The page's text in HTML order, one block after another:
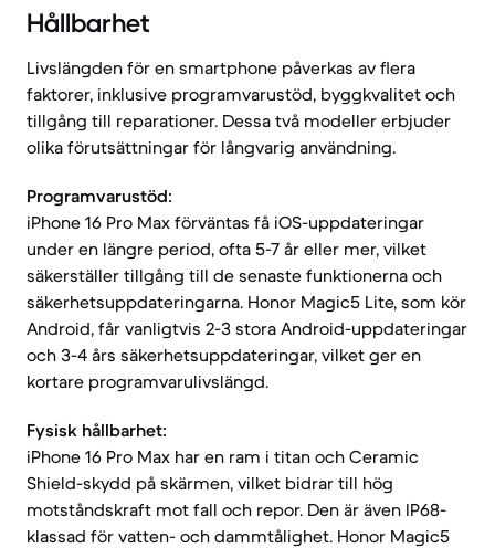
Hållbarhet
Livslängden för en smartphone påverkas av flera
faktorer, inklusive programvarustöd, byggkvalitet och
tillgång till reparationer. Dessa två modeller erbjuder
olika förutsättningar för långvarig användning.
Programvarustöd:
iPhone 16 Pro Max förväntas få iOS-uppdateringar
under en längre period, ofta 5-7 år eller mer, vilket
säkerställer tillgång till de senaste funktionerna och
säkerhetsuppdateringarna. Honor Magic5 Lite, som kör
Android, får vanligtvis 2-3 stora Android-uppdateringar
och 3-4 års säkerhetsuppdateringar, vilket ger en
kortare programvarulivslängd.
Fysisk hållbarhet:
iPhone 16 Pro Max har en ram i titan och Ceramic
Shield-skydd på skärmen, vilket bidrar till hög
motståndskraft mot fall och repor. Den är även IP68-
klassad för vatten- och dammtålighet. Honor Magic5